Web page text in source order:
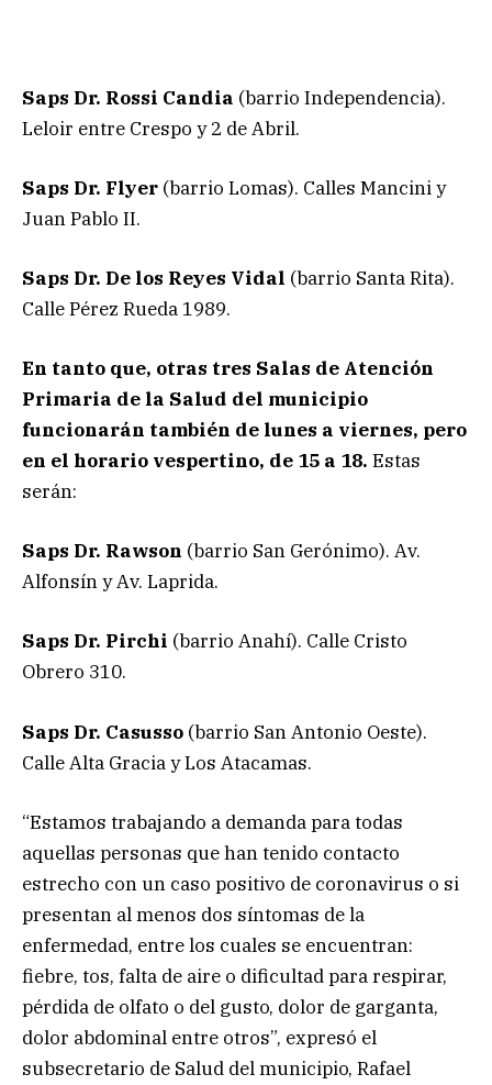
Saps Dr. Rossi Candia (barrio Independencia).
Leloir entre Crespo y 2 de Abril.
Saps Dr. Flyer (barrio Lomas). Calles Mancini y
Juan Pablo II.
Saps Dr. De los Reyes Vidal (barrio Santa Rita).
Calle Pérez Rueda 1989.
En tanto que, otras tres Salas de Atención
Primaria de la Salud del municipio
funcionarán también de lunes a viernes, pero
en el horario vespertino, de 15 a 18. Estas
serán:
Saps Dr. Rawson (barrio San Gerónimo). Av.
Alfonsín y Av. Laprida.
Saps Dr. Pirchi (barrio Anahí). Calle Cristo
Obrero 310.
Saps Dr. Casusso (barrio San Antonio Oeste).
Calle Alta Gracia y Los Atacamas.
“Estamos trabajando a demanda para todas
aquellas personas que han tenido contacto
estrecho con un caso positivo de coronavirus o si
presentan al menos dos síntomas de la
enfermedad, entre los cuales se encuentran:
fiebre, tos, falta de aire o dificultad para respirar,
pérdida de olfato o del gusto, dolor de garganta,
dolor abdominal entre otros”, expresó el
subsecretario de Salud del municipio, Rafael